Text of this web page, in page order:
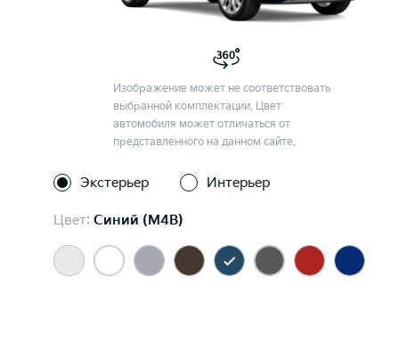
Изображение может не соответствовать
выбранной комплектации. Цвет
автомобиля может отличаться от
представленного на данном сайте.
Экстерьер Интерьер
Цвет: Синий (M4B)